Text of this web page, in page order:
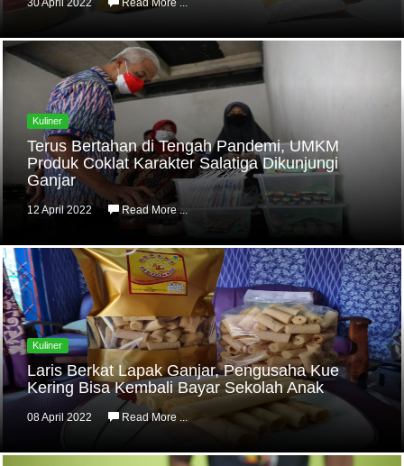
30 April 2022 Read More ...
Kuliner
Terus Bertahan di Tengah Pandemi, UMKM
Produk Coklat Karakter Salatiga Dikunjungi
Ganjar
12 April 2022 Read More ...
Kuliner
Laris Berkat Lapak Ganjar, Pengusaha Kue
Kering Bisa Kembali Bayar Sekolah Anak
08 April 2022 Read More ...